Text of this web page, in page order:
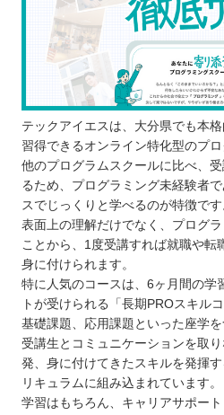
北海道 / 東北
関東
近畿
中国
四国
九州 / 沖縄
テックアイエスは、大分県でも本
習得できるオンライン特化型のプロ
他のプログラムスクールに比べ、
るため、プログラミング未経験者
スでじっくりと学べるのが特徴です
表面上の理解だけでなく、プログ
ことから、1度受講すれば就職や転
身に付けられます。
特に人気のコースは、6ヶ月間の学
トが受けられる「長期PROスキル
基礎課題、応用課題といった座学
受講生とコミュニケーションを取
発、身に付けてきたスキルを発揮
リキュラムに組み込まれています。
学習はもちろん、キャリアサポー